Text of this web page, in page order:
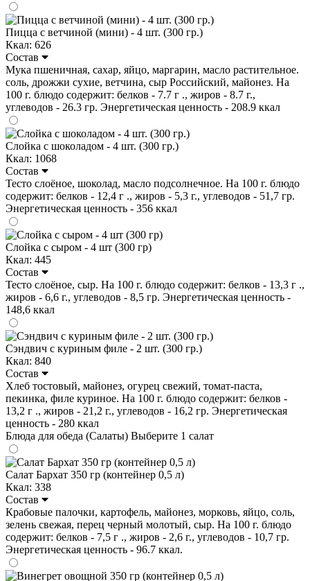
Пицца с ветчиной (мини) - 4 шт. (300 гр.)
Ккал: 626
Состав
Мука пшеничная, сахар, яйцо, маргарин, масло растительное.
соль, дрожжи сухие, ветчина, сыр Российский, майонез. На
100 г. блюдо содержит: белков - 7.7 г ., жиров - 8.7 г.,
углеводов - 26.3 гр. Энергетическая ценность - 208.9 ккал
Слойка с шоколадом - 4 шт. (300 гр.)
Ккал: 1068
Состав
Тесто слоёное, шоколад, масло подсолнечное. На 100 г. блюдо
содержит: белков - 12,4 г ., жиров - 5,3 г., углеводов - 51,7 гр.
Энергетическая ценность - 356 ккал
Слойка с сыром - 4 шт (300 гр)
Ккал: 445
Состав
Тесто слоёное, сыр. На 100 г. блюдо содержит: белков - 13,3 г .,
жиров - 6,6 г., углеводов - 8,5 гр. Энергетическая ценность -
148,6 ккал
Сэндвич с куриным филе - 2 шт. (300 гр.)
Ккал: 840
Состав
Хлеб тостовый, майонез, огурец свежий, томат-паста,
пекинка, филе куриное. На 100 г. блюдо содержит: белков -
13,2 г ., жиров - 21,2 г., углеводов - 16,2 гр. Энергетическая
ценность - 280 ккал
Блюда для обеда (Салаты) Выберите 1 салат
Салат Бархат 350 гр (контейнер 0,5 л)
Ккал: 338
Состав
Крабовые палочки, картофель, майонез, морковь, яйцо, соль,
зелень свежая, перец черный молотый, сыр. На 100 г. блюдо
содержит: белков - 7,5 г ., жиров - 2,6 г., углеводов - 10,7 гр.
Энергетическая ценность - 96.7 ккал.